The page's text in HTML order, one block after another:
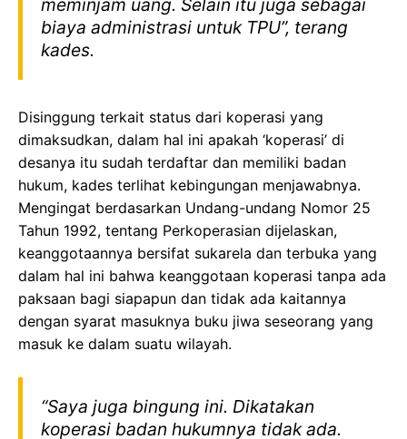
biaya administrasi untuk TPU”, terang
kades.
Disinggung terkait status dari koperasi yang
dimaksudkan, dalam hal ini apakah ‘koperasi’ di
desanya itu sudah terdaftar dan memiliki badan
hukum, kades terlihat kebingungan menjawabnya.
Mengingat berdasarkan Undang-undang Nomor 25
Tahun 1992, tentang Perkoperasian dijelaskan,
keanggotaannya bersifat sukarela dan terbuka yang
dalam hal ini bahwa keanggotaan koperasi tanpa ada
paksaan bagi siapapun dan tidak ada kaitannya
dengan syarat masuknya buku jiwa seseorang yang
masuk ke dalam suatu wilayah.
“Saya juga bingung ini. Dikatakan
koperasi badan hukumnya tidak ada.